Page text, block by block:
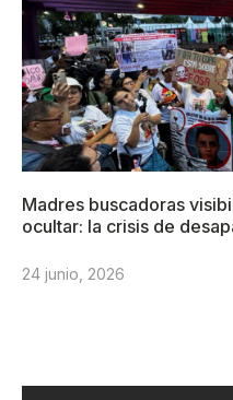
Madres buscadoras
ocultar: la crisis de
24 junio, 2026